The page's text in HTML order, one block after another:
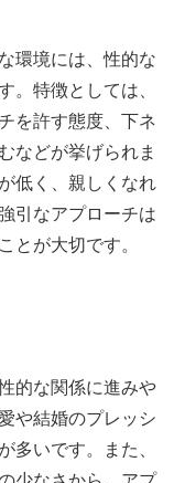
環境には、性的な
。特徴としては、
を許す態度、下ネ
などが挙げられま
低く、親しくなれ
引なアプローチは
とが大切です。
的な関係に進みや
や結婚のプレッシ
多いです。また、